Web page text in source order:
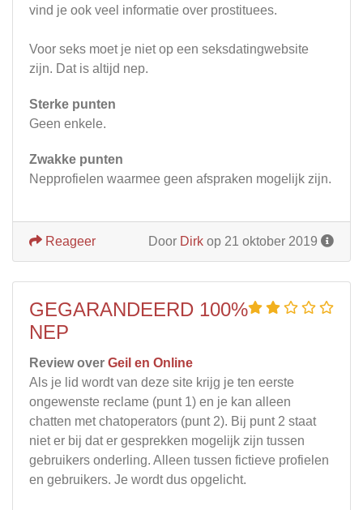
vind je ook veel informatie over prostituees.
Voor seks moet je niet op een seksdatingwebsite
zijn. Dat is altijd nep.
Sterke punten
Geen enkele.
Zwakke punten
Nepprofielen waarmee geen afspraken mogelijk zijn.
Door Dirk op 21 oktober 2019
Reageer
GEGARANDEERD 100%
NEP
Review over Geil en Online
Als je lid wordt van deze site krijg je ten eerste
ongewenste reclame (punt 1) en je kan alleen
chatten met chatoperators (punt 2). Bij punt 2 staat
niet er bij dat er gesprekken mogelijk zijn tussen
gebruikers onderling. Alleen tussen fictieve profielen
en gebruikers. Je wordt dus opgelicht.